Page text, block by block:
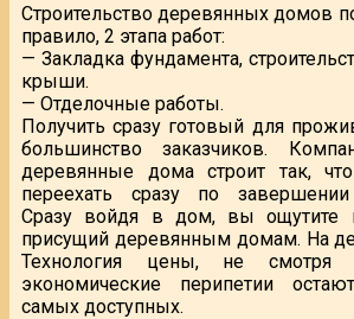
Строительство деревянных домов
правило, 2 этапа работ:
— Закладка фундамента,
крыши.
— Отделочные работы.
Получить сразу готовый для
большинство заказчиков.
деревянные дома строит так,
переехать сразу по завершении
Сразу войдя в дом, вы ощутите
присущий деревянным домам. На
Технология цены, не
экономические перипетии
самых доступных.